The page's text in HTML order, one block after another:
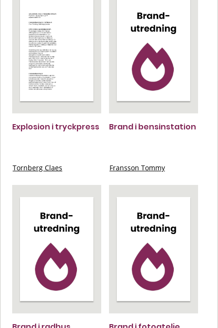
Explosion i tryckpress
Tornberg Claes
Brand i bensinstation
Fransson Tommy